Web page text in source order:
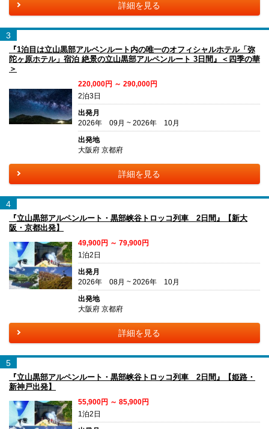
詳細を見る
3
『1泊目は立山黒部アルペンルート内の唯一のオフィシャルホテル「弥
陀ヶ原ホテル」宿泊 絶景の立山黒部アルペンルート 3日間』＜四季の華
＞
220,000円 ～ 290,000円
2泊3日
出発月
2026年 09月 ~ 2026年 10月
出発地
大阪府 京都府
詳細を見る
4
『立山黒部アルペンルート・黒部峡谷トロッコ列車 2日間』【新大
阪・京都出発】
49,900円 ～ 79,900円
1泊2日
出発月
2026年 08月 ~ 2026年 10月
出発地
大阪府 京都府
詳細を見る
5
『立山黒部アルペンルート・黒部峡谷トロッコ列車 2日間』【姫路・
新神戸出発】
55,900円 ～ 85,900円
1泊2日